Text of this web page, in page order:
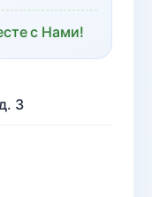
с Нами!
3